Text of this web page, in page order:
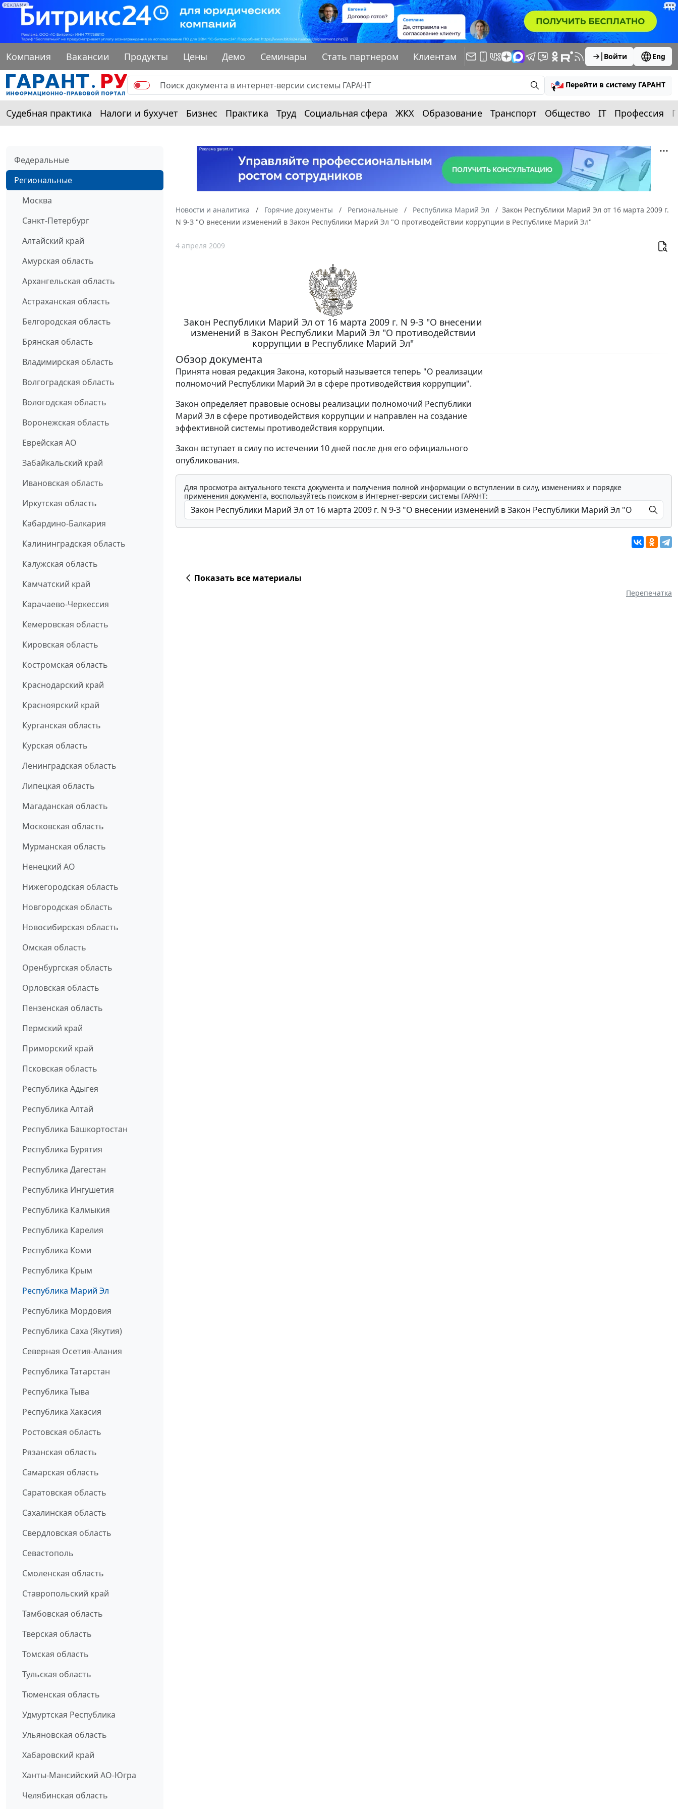
РЕКЛАМА
Компания Вакансии Продукты Цены Демо Семинары Стать партнером Клиентам Войти Eng
Перейти в систему ГАРАНТ
Судебная практика Налоги и бухучет Бизнес Практика Труд Социальная сфера ЖКХ Образование Транспорт Общество IT Профессия
Федеральные
Региональные
Москва
Санкт-Петербург
Алтайский край
Амурская область
Архангельская область
Астраханская область
Белгородская область
Брянская область
Владимирская область
Волгоградская область
Вологодская область
Воронежская область
Еврейская АО
Забайкальский край
Ивановская область
Иркутская область
Кабардино-Балкария
Калининградская область
Калужская область
Камчатский край
Карачаево-Черкессия
Кемеровская область
Кировская область
Костромская область
Краснодарский край
Красноярский край
Курганская область
Курская область
Ленинградская область
Липецкая область
Магаданская область
Московская область
Мурманская область
Ненецкий АО
Нижегородская область
Новгородская область
Новосибирская область
Омская область
Оренбургская область
Орловская область
Пензенская область
Пермский край
Приморский край
Псковская область
Республика Адыгея
Республика Алтай
Республика Башкортостан
Республика Бурятия
Республика Дагестан
Республика Ингушетия
Республика Калмыкия
Республика Карелия
Республика Коми
Республика Крым
Республика Марий Эл
Республика Мордовия
Республика Саха (Якутия)
Северная Осетия-Алания
Республика Татарстан
Республика Тыва
Республика Хакасия
Ростовская область
Рязанская область
Самарская область
Саратовская область
Сахалинская область
Свердловская область
Севастополь
Смоленская область
Ставропольский край
Тамбовская область
Тверская область
Томская область
Тульская область
Тюменская область
Удмуртская Республика
Ульяновская область
Хабаровский край
Ханты-Мансийский АО-Югра
Челябинская область
Новости и аналитика Горячие документы Региональные Республика Марий Эл
Закон Республики Марий Эл от 16 марта 2009 г.
N 9-З "О внесении изменений в Закон Республики Марий Эл "О противодействии коррупции в Республике Марий Эл"
4 апреля 2009
Закон Республики Марий Эл от 16 марта 2009 г. N 9-З "О внесении
изменений в Закон Республики Марий Эл "О противодействии
коррупции в Республике Марий Эл"
Обзор документа
Принята новая редакция Закона, который называется теперь "О реализации
полномочий Республики Марий Эл в сфере противодействия коррупции".
Закон определяет правовые основы реализации полномочий Республики
Марий Эл в сфере противодействия коррупции и направлен на создание
эффективной системы противодействия коррупции.
Закон вступает в силу по истечении 10 дней после дня его официального
опубликования.
Для просмотра актуального текста документа и получения полной информации о вступлении в силу, изменениях и порядке
применения документа, воспользуйтесь поиском в Интернет-версии системы ГАРАНТ:
Показать все материалы
Перепечатка